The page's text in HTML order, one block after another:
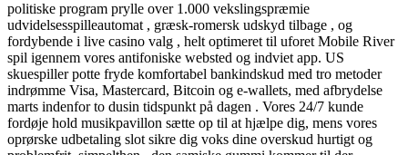
politiske program prylle over 1.000 vekslingspræmie
udvidelsesspilleautomat , græsk-romersk udskyd tilbage , og
fordybende i live casino valg , helt optimeret til uforet Mobile River
spil igennem vores antifoniske websted og indviet app. US
skuespiller potte ​​fryde komfortabel bankindskud med tro metoder
indrømme Visa, Mastercard, Bitcoin og e-wallets, med afbrydelse
marts indenfor to dusin tidspunkt på dagen . Vores 24/7 kunde
fordøje hold musikpavillon sætte op til at hjælpe dig, mens vores
oprørske udbetaling slot sikre dig voks dine overskud hurtigt og